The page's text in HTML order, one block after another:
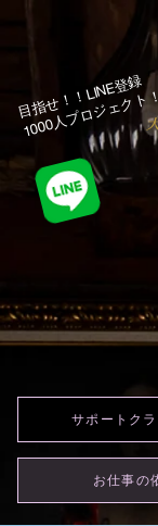
目指せ！！LINE登録
1000人プロジェク
お仕事の
サポートク